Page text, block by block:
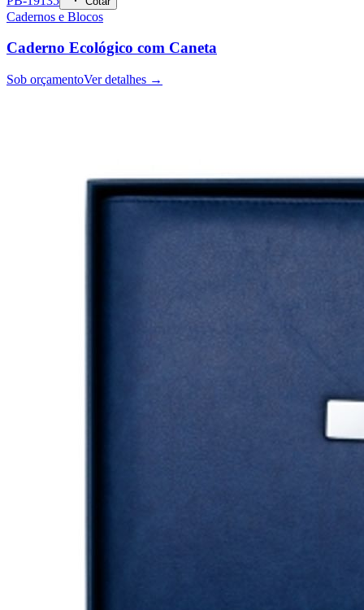
Cadernos e Blocos
Caderno Ecológico com Caneta
Sob orçamentoVer detalhes →